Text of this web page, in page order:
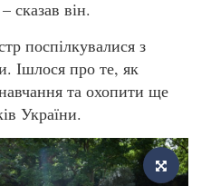
сказав він.
поспілкувалися з
Ішлося про те, як
та охопити ще
України.